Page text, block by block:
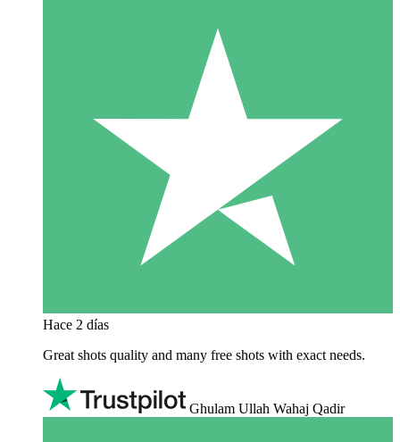
Hace 2 días
Great shots quality and many free shots with exact needs.
Ghulam Ullah Wahaj Qadir